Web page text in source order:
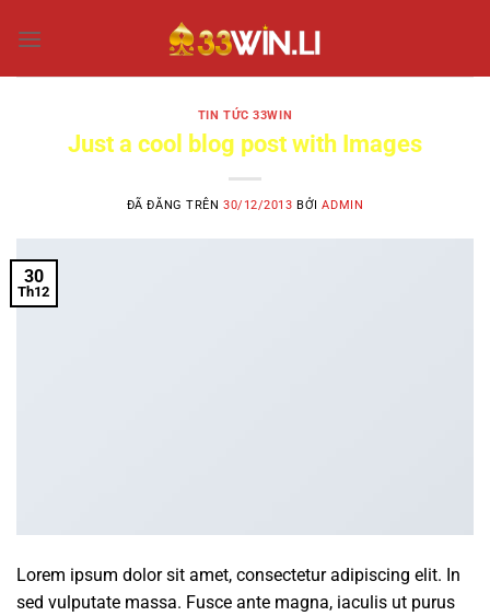
đến
TIN TỨC 33WIN
Just a cool blog post with Images
ĐÃ ĐĂNG TRÊN30/12/2013 BỞIADMIN
30
Th12
Lorem ipsum dolor sit amet, consectetur adipiscing elit. In
sed vulputate massa. Fusce ante magna, iaculis ut purus